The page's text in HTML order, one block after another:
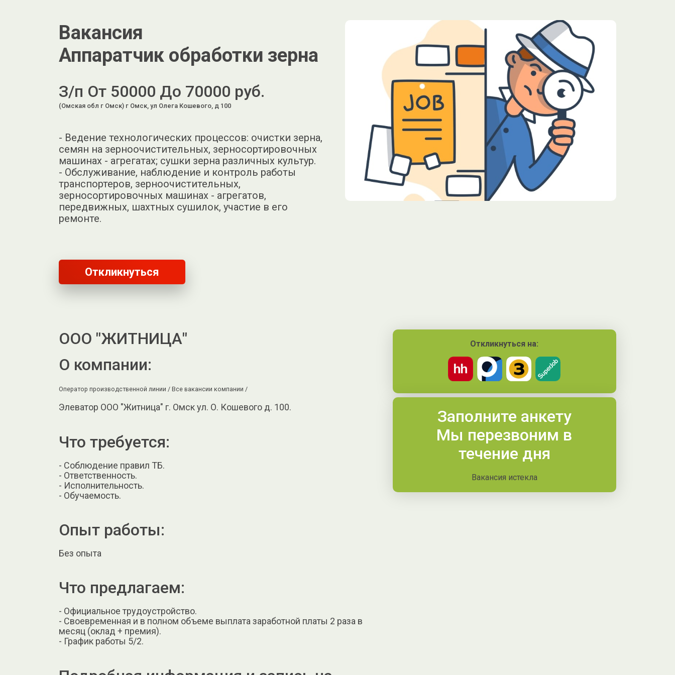
Вакансия
Аппаратчик обработки зерна
З/п От 50000 До 70000 руб.
(Омская обл г Омск) г Омск, ул Олега Кошевого, д 100
- Ведение технологических процессов: очистки зерна,
семян на зерноочистительных, зерносортировочных
машинах - агрегатах; сушки зерна различных культур.
- Обслуживание, наблюдение и контроль работы
транспортеров, зерноочистительных,
зерносортировочных машинах - агрегатов,
передвижных, шахтных сушилок, участие в его
ремонте.
Откликнуться
ООО "ЖИТНИЦА"
О компании:
Оператор производственной линии / Все вакансии компании /
Элеватор ООО "Житница" г. Омск ул. О. Кошевого д. 100.
Что требуется:
- Соблюдение правил ТБ.
- Ответственность.
- Исполнительность.
- Обучаемость.
Опыт работы:
Без опыта
Что предлагаем:
- Официальное трудоустройство.
- Своевременная и в полном объеме выплата заработной платы 2 раза в
месяц (оклад + премия).
- График работы 5/2.
Откликнуться на:
Заполните анкету
Мы перезвоним в
течение дня
Вакансия истекла